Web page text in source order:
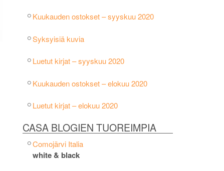
Kuukauden ostokset – syyskuu 2020
Syksyisiä kuvia
Luetut kirjat – syyskuu 2020
Kuukauden ostokset – elokuu 2020
Luetut kirjat – elokuu 2020
CASA BLOGIEN TUOREIMPIA
Comojärvi Italia
white & black